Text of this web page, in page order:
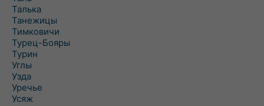
Талька
Танежицы
Тимковичи
Турец-Бояры
Турин
Углы
Узда
Уречье
Усяж